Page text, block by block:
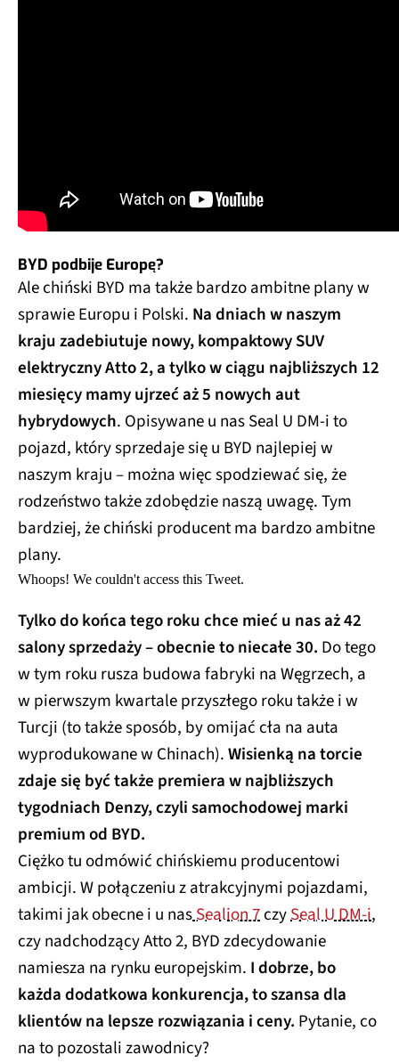
BYD podbije Europę?
Ale chiński BYD ma także bardzo ambitne plany w
sprawie Europu i Polski. Na dniach w naszym
kraju zadebiutuje nowy, kompaktowy SUV
elektryczny Atto 2, a tylko w ciągu najbliższych 12
miesięcy mamy ujrzeć aż 5 nowych aut
hybrydowych. Opisywane u nas Seal U DM-i to
pojazd, który sprzedaje się u BYD najlepiej w
naszym kraju – można więc spodziewać się, że
rodzeństwo także zdobędzie naszą uwagę. Tym
bardziej, że chiński producent ma bardzo ambitne
plany.
Whoops! We couldn't access this Tweet.
Tylko do końca tego roku chce mieć u nas aż 42
salony sprzedaży – obecnie to niecałe 30. Do tego
w tym roku rusza budowa fabryki na Węgrzech, a
w pierwszym kwartale przyszłego roku także i w
Turcji (to także sposób, by omijać cła na auta
wyprodukowane w Chinach).Wisienką na torcie
zdaje się być także premiera w najbliższych
tygodniach Denzy, czyli samochodowej marki
premium od BYD.
Ciężko tu odmówić chińskiemu producentowi
ambicji. W połączeniu z atrakcyjnymi pojazdami,
takimi jak obecne i u nasSealion 7czySeal U DM-i,
czy nadchodzący Atto 2, BYD zdecydowanie
namiesza na rynku europejskim. I dobrze, bo
każda dodatkowa konkurencja, to szansa dla
klientów na lepsze rozwiązania i ceny. Pytanie, co
na to pozostali zawodnicy?